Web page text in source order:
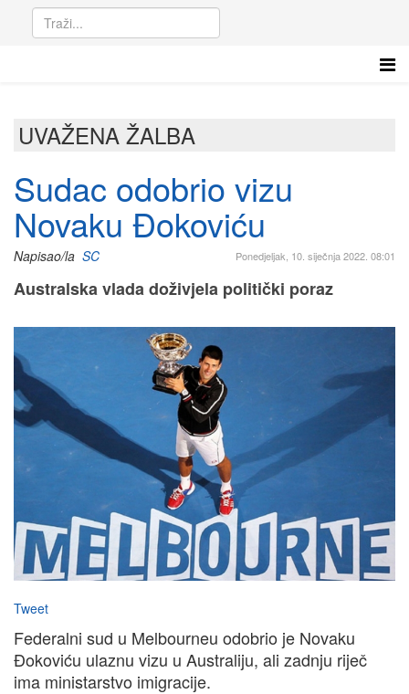
UVAŽENA ŽALBA
Sudac odobrio vizu
Novaku Đokoviću
Ponedjeljak, 10. siječnja 2022. 08:01
Napisao/la SC
Australska vlada doživjela politički poraz
Tweet
Federalni sud u Melbourneu odobrio je Novaku
Đokoviću ulaznu vizu u Australiju, ali zadnju riječ
ima ministarstvo imigracije.